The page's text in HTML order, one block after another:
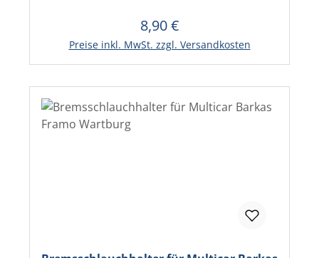
Regulärer Preis:
8,90 €
Preise inkl. MwSt. zzgl. Versandkosten
In den Warenkorb